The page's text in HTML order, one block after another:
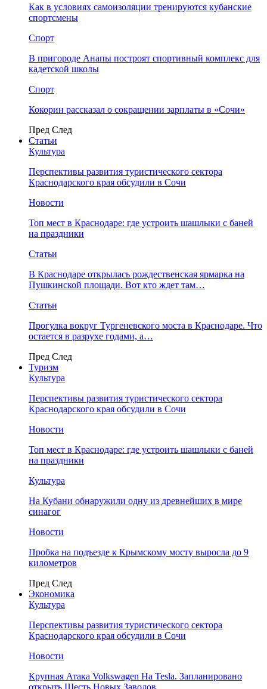
Как в условиях самоизоляции тренируются кубанские
спортсмены
Спорт
В пригороде Анапы построят спортивный комплекс для
кадетской школы
Спорт
Кокорин рассказал о сокращении зарплаты в «Сочи»
Пред След
Статьи
Культура
Перспективы развития туристического сектора
Краснодарского края обсудили в Сочи
Новости
Топ мест в Краснодаре: где устроить шашлыки с баней
на праздники
Статьи
В Краснодаре открылась рождественская ярмарка на
Пушкинской площади. Вот кто ждет там…
Статьи
Прогулка вокруг Тургеневского моста в Краснодаре. Что
остается в разрухе годами, а…
Пред След
Туризм
Культура
Перспективы развития туристического сектора
Краснодарского края обсудили в Сочи
Новости
Топ мест в Краснодаре: где устроить шашлыки с баней
на праздники
Культура
На Кубани обнаружили одну из древнейших в мире
синагог
Новости
Пробка на подъезде к Крымскому мосту выросла до 9
километров
Пред След
Экономика
Культура
Перспективы развития туристического сектора
Краснодарского края обсудили в Сочи
Новости
Крупная Атака Volkswagen На Tesla. Запланировано
открыть Шесть Новых Заводов